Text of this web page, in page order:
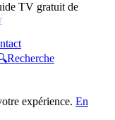
TV gratuit de
Recherche
expérience. En